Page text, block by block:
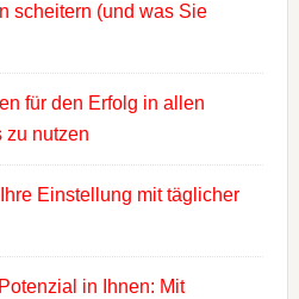
scheitern (und was Sie
für den Erfolg in allen
zu nutzen
Einstellung mit täglicher
in Ihnen: Mit